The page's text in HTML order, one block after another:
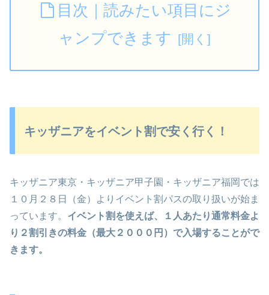
目次｜読みたい項目にジ
ャンプできます
キッザニアをイベント割で安く行く！
キッザニア東京・キッザニア甲子園・キッザニア福岡では
１０月２８日（金）よりイベント割パスの取り扱いが始ま
っています。 イベント割を使えば、１人あたり通常料金よ
り２割引きの料金（最大２０００円）で入場することがで
きます。